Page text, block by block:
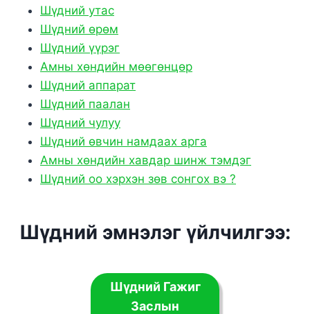
Шүдний утас
Шүдний өрөм
Шүдний үүрэг
Амны хөндийн мөөгөнцөр
Шүдний аппарат
Шүдний паалан
Шүдний чулуу
Шүдний өвчин намдаах арга
Амны хөндийн хавдар шинж тэмдэг
Шүдний оо хэрхэн зөв сонгох вэ ?
Шүдний эмнэлэг үйлчилгээ:
Шүдний Гажиг
Заслын